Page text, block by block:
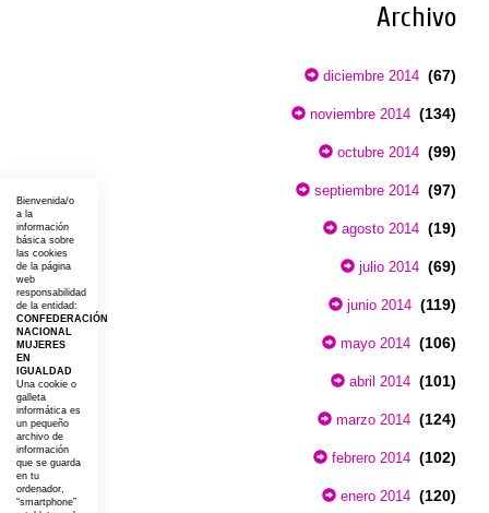
Archivo
diciembre 2014 (67)
noviembre 2014 (134)
octubre 2014 (99)
septiembre 2014 (97)
agosto 2014 (19)
julio 2014 (69)
junio 2014 (119)
mayo 2014 (106)
abril 2014 (101)
marzo 2014 (124)
febrero 2014 (102)
enero 2014 (120)
Bienvenida/o
a la
información
básica sobre
las cookies
de la página
web
responsabilidad
de la entidad:
CONFEDERACIÓN
NACIONAL
MUJERES
EN
IGUALDAD
Una cookie o
galleta
informática es
un pequeño
archivo de
información
que se guarda
en tu
ordenador,
“smartphone”